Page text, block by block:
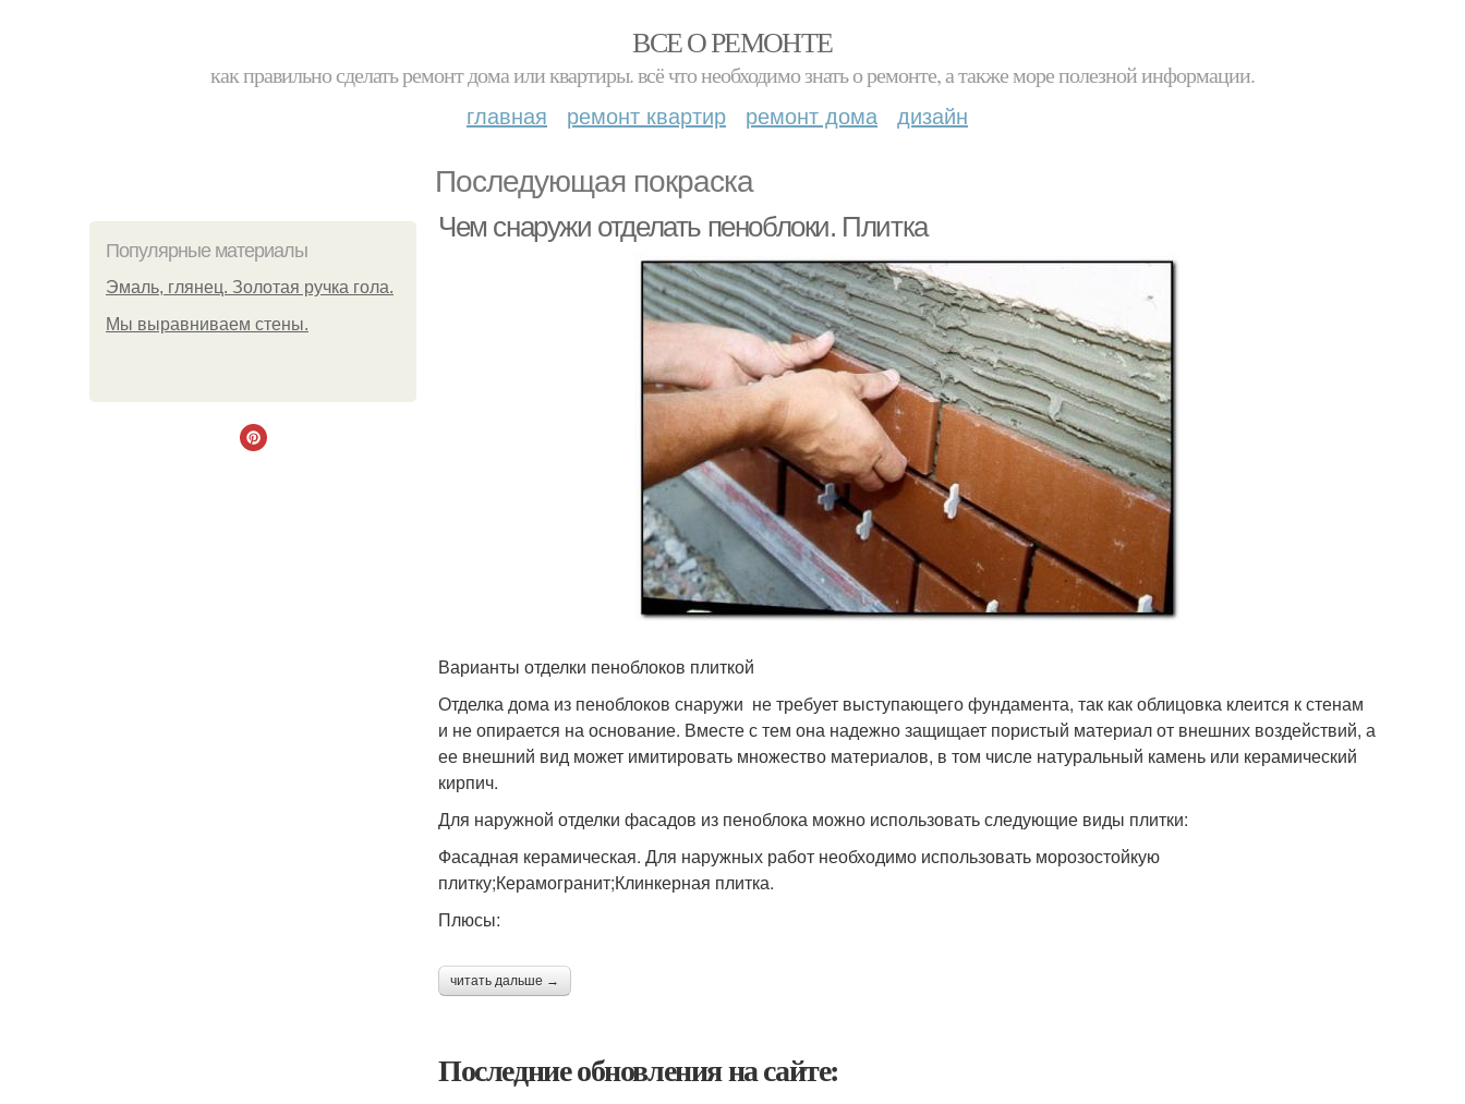
ВСЕ О РЕМОНТЕ
как правильно сделать ремонт дома или квартиры. всё что необходимо знать о ремонте, а также море полезной информации.
главная ремонт квартир ремонт дома дизайн
Последующая покраска
Популярные материалы
Эмаль, глянец. Золотая ручка гола.
Мы выравниваем стены.
Чем снаружи отделать пеноблоки. Плитка
Варианты отделки пеноблоков плиткой
Отделка дома из пеноблоков снаружи не требует выступающего фундамента, так как облицовка клеится к стенам
и не опирается на основание. Вместе с тем она надежно защищает пористый материал от внешних воздействий, а
ее внешний вид может имитировать множество материалов, в том числе натуральный камень или керамический
кирпич.
Для наружной отделки фасадов из пеноблока можно использовать следующие виды плитки:
Фасадная керамическая. Для наружных работ необходимо использовать морозостойкую
плитку;Керамогранит;Клинкерная плитка.
Плюсы:
читать дальше →
Последние обновления на сайте: